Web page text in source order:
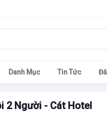
Danh Mục Tin Tức
2 Người - Cát Hotel